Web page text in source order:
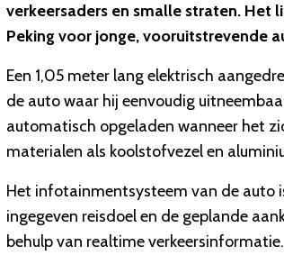
verkeersaders en smalle straten.
Peking voor jonge, vooruitstrevende
Een 1,05 meter lang elektrisch
de auto waar hij eenvoudig
automatisch opgeladen wanneer het
materialen als koolstofvezel en
Het infotainmentsysteem van de auto
ingegeven reisdoel en de geplande
behulp van realtime